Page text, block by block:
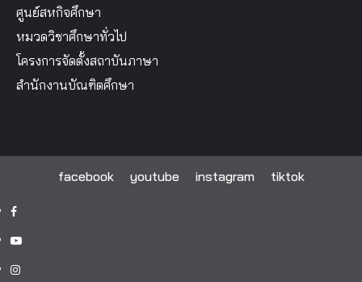
ศูนย์สหกิจศึกษา
หมวดวิชาศึกษาทั่วไป
โครงการจัดตั้งสถาบันภาษา
สำนักงานบัณฑิตศึกษา
facebook youtube instagram tiktok
facebook
youtube
instagram